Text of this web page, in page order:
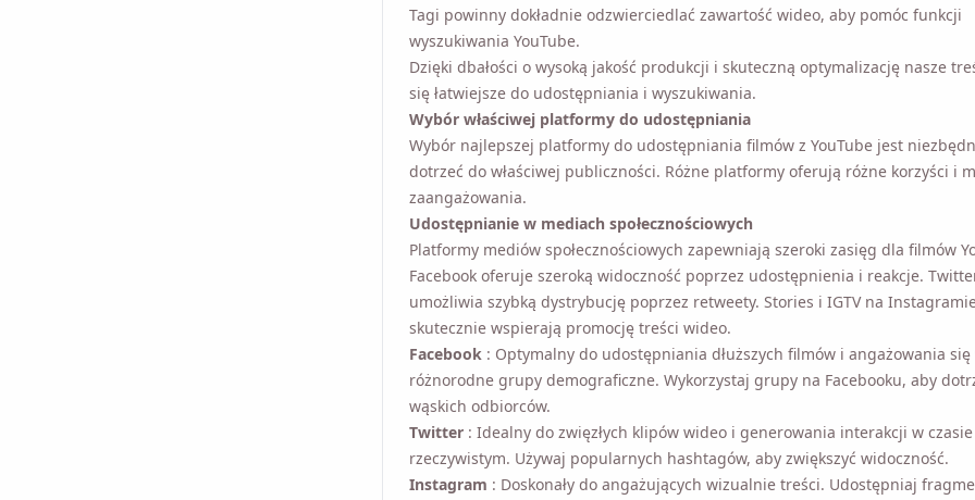
Tagi powinny dokładnie odzwierciedlać zawartość wideo, aby pomóc funkcji
wyszukiwania YouTube.
Dzięki dbałości o wysoką jakość produkcji i skuteczną optymalizację nasze
się łatwiejsze do udostępniania i wyszukiwania.
Wybór właściwej platformy do udostępniania
Wybór najlepszej platformy do udostępniania filmów z YouTube jest
dotrzeć do właściwej publiczności. Różne platformy oferują różne korzyści i
zaangażowania.
Udostępnianie w mediach społecznościowych
Platformy mediów społecznościowych zapewniają szeroki zasięg dla filmów
Facebook oferuje szeroką widoczność poprzez udostępnienia i reakcje. Twitter
szybką dystrybucję poprzez retweety. Stories i IGTV na Instagramie
wspierają promocję treści wideo.
Facebook : Optymalny do udostępniania dłuższych filmów i angażowania się
różnorodne grupy demograficzne. Wykorzystaj grupy na Facebooku, aby
wąskich odbiorców.
Twitter: Idealny do zwięzłych klipów wideo i generowania interakcji w czasie
rzeczywistym. Używaj popularnych hashtagów, aby zwiększyć widoczność.
Instagram: Doskonały do ​​angażujących wizualnie treści. Udostępniaj
Przypomnij mi 🔔
Wyślij sobie przypomnienie o pobraniu Viddly, gdy wrócisz do
MacOS lub Windows.